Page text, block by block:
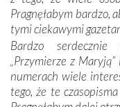
konieczności
Opatrzności.
przynajmniej w
nieszczęściem i
przychodziły na
przewodników o
zwycięskich bitwach
Pragnęłabym bardzo,
tymi ciekawymi
Bardzo
„Przymierze z Maryją”
numerach wiele
tego, że te